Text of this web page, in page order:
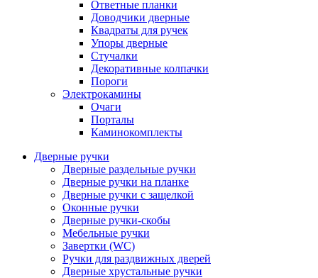
Ответные планки
Доводчики дверные
Квадраты для ручек
Упоры дверные
Стучалки
Декоративные колпачки
Пороги
Электрокамины
Очаги
Порталы
Каминокомплекты
Дверные ручки
Дверные раздельные ручки
Дверные ручки на планке
Дверные ручки с защелкой
Оконные ручки
Дверные ручки-скобы
Мебельные ручки
Завертки (WC)
Ручки для раздвижных дверей
Дверные хрустальные ручки